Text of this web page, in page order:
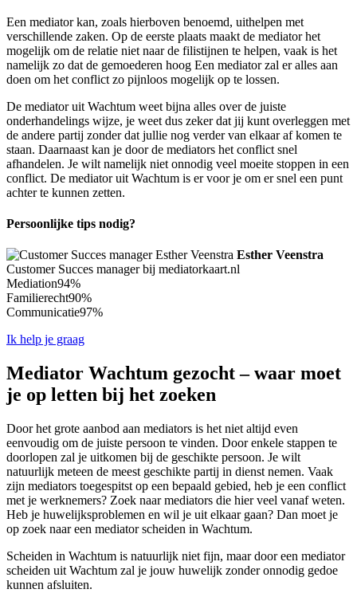
Een mediator kan, zoals hierboven benoemd, uithelpen met
verschillende zaken. Op de eerste plaats maakt de mediator het
mogelijk om de relatie niet naar de filistijnen te helpen, vaak is het
namelijk zo dat de gemoederen hoog Een mediator zal er alles aan
doen om het conflict zo pijnloos mogelijk op te lossen.
De mediator uit Wachtum weet bijna alles over de juiste
onderhandelings wijze, je weet dus zeker dat jij kunt overleggen met
de andere partij zonder dat jullie nog verder van elkaar af komen te
staan. Daarnaast kan je door de mediators het conflict snel
afhandelen. Je wilt namelijk niet onnodig veel moeite stoppen in een
conflict. De mediator uit Wachtum is er voor je om er snel een punt
achter te kunnen zetten.
Persoonlijke tips nodig?
Esther Veenstra
Customer Succes manager bij mediatorkaart.nl
Mediation94%
Familierecht90%
Communicatie97%
Ik help je graag
Mediator Wachtum gezocht – waar moet
je op letten bij het zoeken
Door het grote aanbod aan mediators is het niet altijd even
eenvoudig om de juiste persoon te vinden. Door enkele stappen te
doorlopen zal je uitkomen bij de geschikte persoon. Je wilt
natuurlijk meteen de meest geschikte partij in dienst nemen. Vaak
zijn mediators toegespitst op een bepaald gebied, heb je een conflict
met je werknemers? Zoek naar mediators die hier veel vanaf weten.
Heb je huwelijksproblemen en wil je uit elkaar gaan? Dan moet je
op zoek naar een mediator scheiden in Wachtum.
Scheiden in Wachtum is natuurlijk niet fijn, maar door een mediator
scheiden uit Wachtum zal je jouw huwelijk zonder onnodig gedoe
kunnen afsluiten.